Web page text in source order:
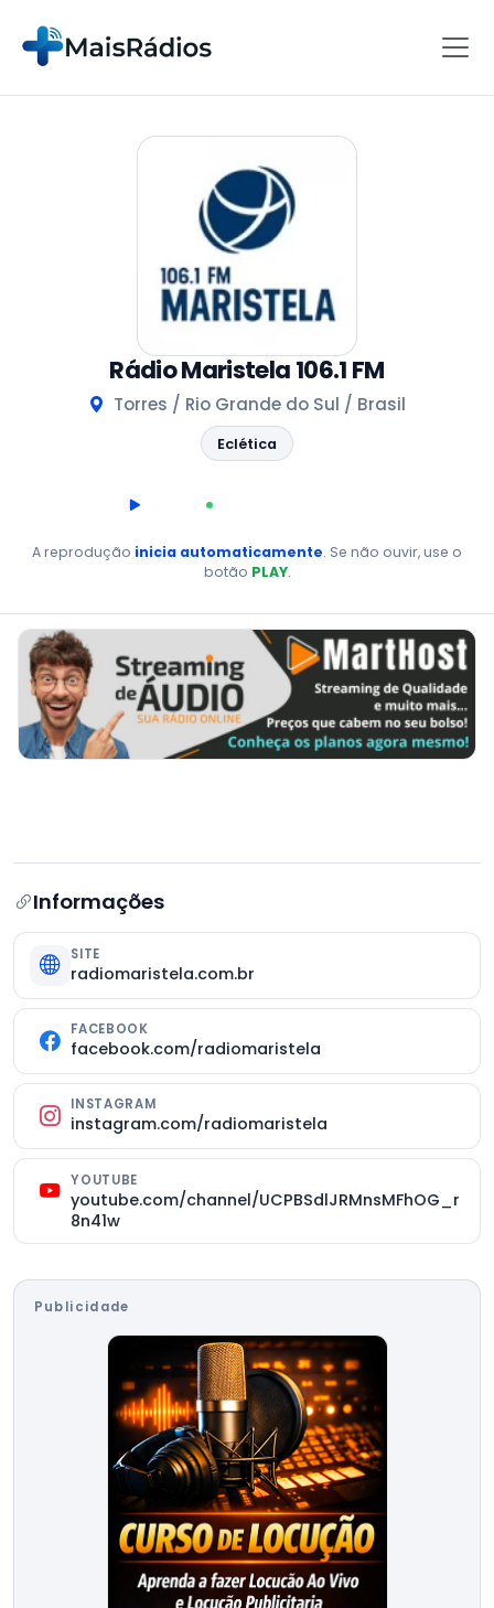
Rádio Maristela 106.1 FM
Torres / Rio Grande do Sul / Brasil
Eclética
AO VIVO
A reprodução inicia automaticamente. Se não ouvir, use o
botão PLAY.
Informações
SITE
radiomaristela.com.br
FACEBOOK
facebook.com/radiomaristela
INSTAGRAM
instagram.com/radiomaristela
YOUTUBE
youtube.com/channel/UCPBSdlJRMnsMFhOG_r
8n41w
Publicidade